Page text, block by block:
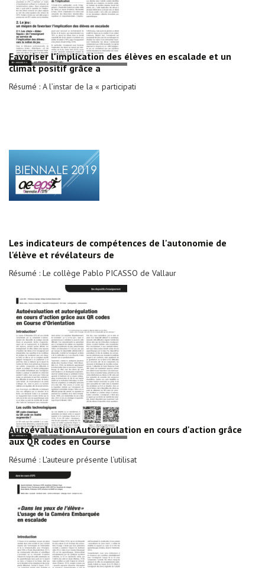
Favoriser l'implication des élèves en escalade et un
climat positif grâce a
Résumé : A l’instar de la « participati
Les indicateurs de compétences de l'autonomie de
l'élève et révélateurs de
Résumé : Le collège Pablo PICASSO de Vallaur
AutoévaluationAutorégulation en cours d'action grâce
aux QR codes en Course
Résumé : L'auteure présente l’utilisat